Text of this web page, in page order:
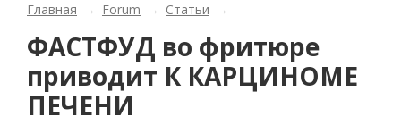
Главная → Forum → Статьи →
ФАСТФУД во фритюре
приводит К КАРЦИНОМЕ
ПЕЧЕНИ